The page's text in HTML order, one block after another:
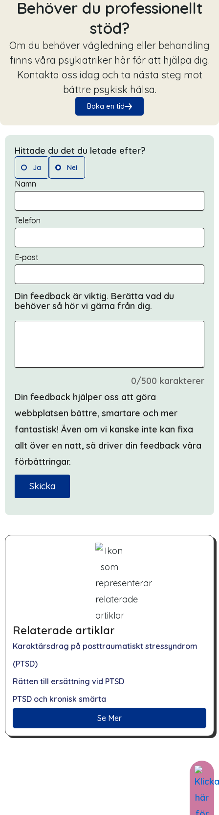
Behöver du professionellt
stöd?
Om du behöver vägledning eller behandling
finns våra psykiatriker här för att hjälpa dig.
Kontakta oss idag och ta nästa steg mot
bättre psykisk hälsa.
Boka en tid
Hittade du det du letade efter?
Ja Nei
Namn
Telefon
E-post
Din feedback är viktig. Berätta vad du
behöver så hör vi gärna från dig.
0/500 karakterer
Din feedback hjälper oss att göra
webbplatsen bättre, smartare och mer
fantastisk! Även om vi kanske inte kan fixa
allt över en natt, så driver din feedback våra
förbättringar.
Skicka
Relaterade artiklar
Karaktärsdrag på posttraumatiskt stressyndrom
(PTSD)
Rätten till ersättning vid PTSD
PTSD och kronisk smärta
Se Mer